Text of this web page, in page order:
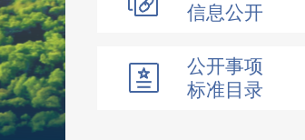
信息公开
公开事项
标准目录